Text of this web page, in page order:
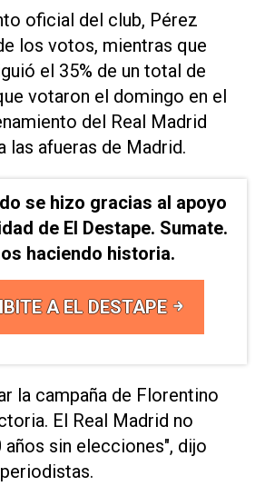
oficial del club, Pérez
los votos, mientras que
el 35% de un total de
​votaron el domingo en el
del Real Madrid
las afueras de Madrid.
se hizo gracias al apoyo
de El Destape. Sumate.
haciendo historia.
A EL DESTAPE
la campaña de ‌Florentino
El Real Madrid no
⁠sin elecciones", dijo